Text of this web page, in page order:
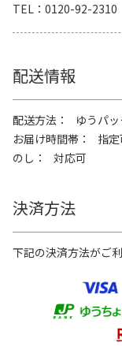
TEL
0120-92-2310
配送情報
配送方法
ゆうパッ
お届け時間帯
指定
のし
対応可
決済方法
下記の決済方法がご利